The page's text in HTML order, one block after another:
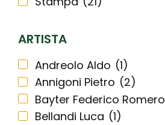
ARTISTA
Andreolo Aldo (1)
Annigoni Pietro (2)
Bayter Federico Romero
Bellandi Luca (1)